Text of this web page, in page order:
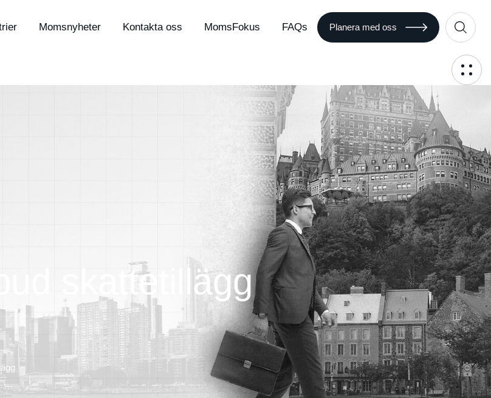
Momsnyheter Kontakta oss MomsFokus FAQs Planera med oss
skattetillägg